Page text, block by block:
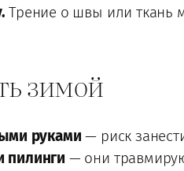
Трение о швы или ткань
зимой
руками — риск
пилинги — они